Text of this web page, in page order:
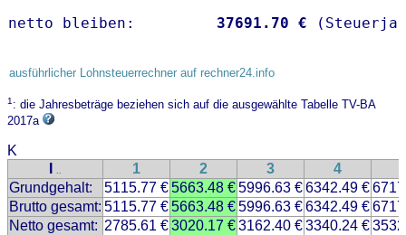
netto bleiben: 37691.70 €
ausführlicher Lohnsteuerrechner auf rechner24.info
1: die Jahresbeträge beziehen sich auf die ausgewählte Tabelle TV-BA
2017a
K
.. 1 2 3 4
Grundgehalt:
5115.77 €5663.48 €5996.63 €6342.49 €
Brutto gesamt: 5115.77 €5663.48 €5996.63 €6342.49 €
Netto gesamt: 2785.61 €3020.17 €3162.40 €3340.24 €